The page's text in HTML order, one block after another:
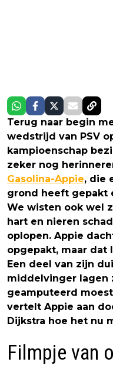
Terug naar begin
wedstrijd van PSV
kampioenschap
zeker nog
Gasolina-Appie, die
grond heeft gepakt
We wisten ook wel
hart en nieren
oplopen. Appie
opgepakt, maar dat
Een deel van zijn
middelvinger lagen
geamputeerd
vertelt Appie aan
Dijkstra hoe het nu
Filmpje van